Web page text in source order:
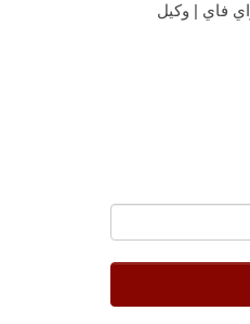
فاي | وكيل